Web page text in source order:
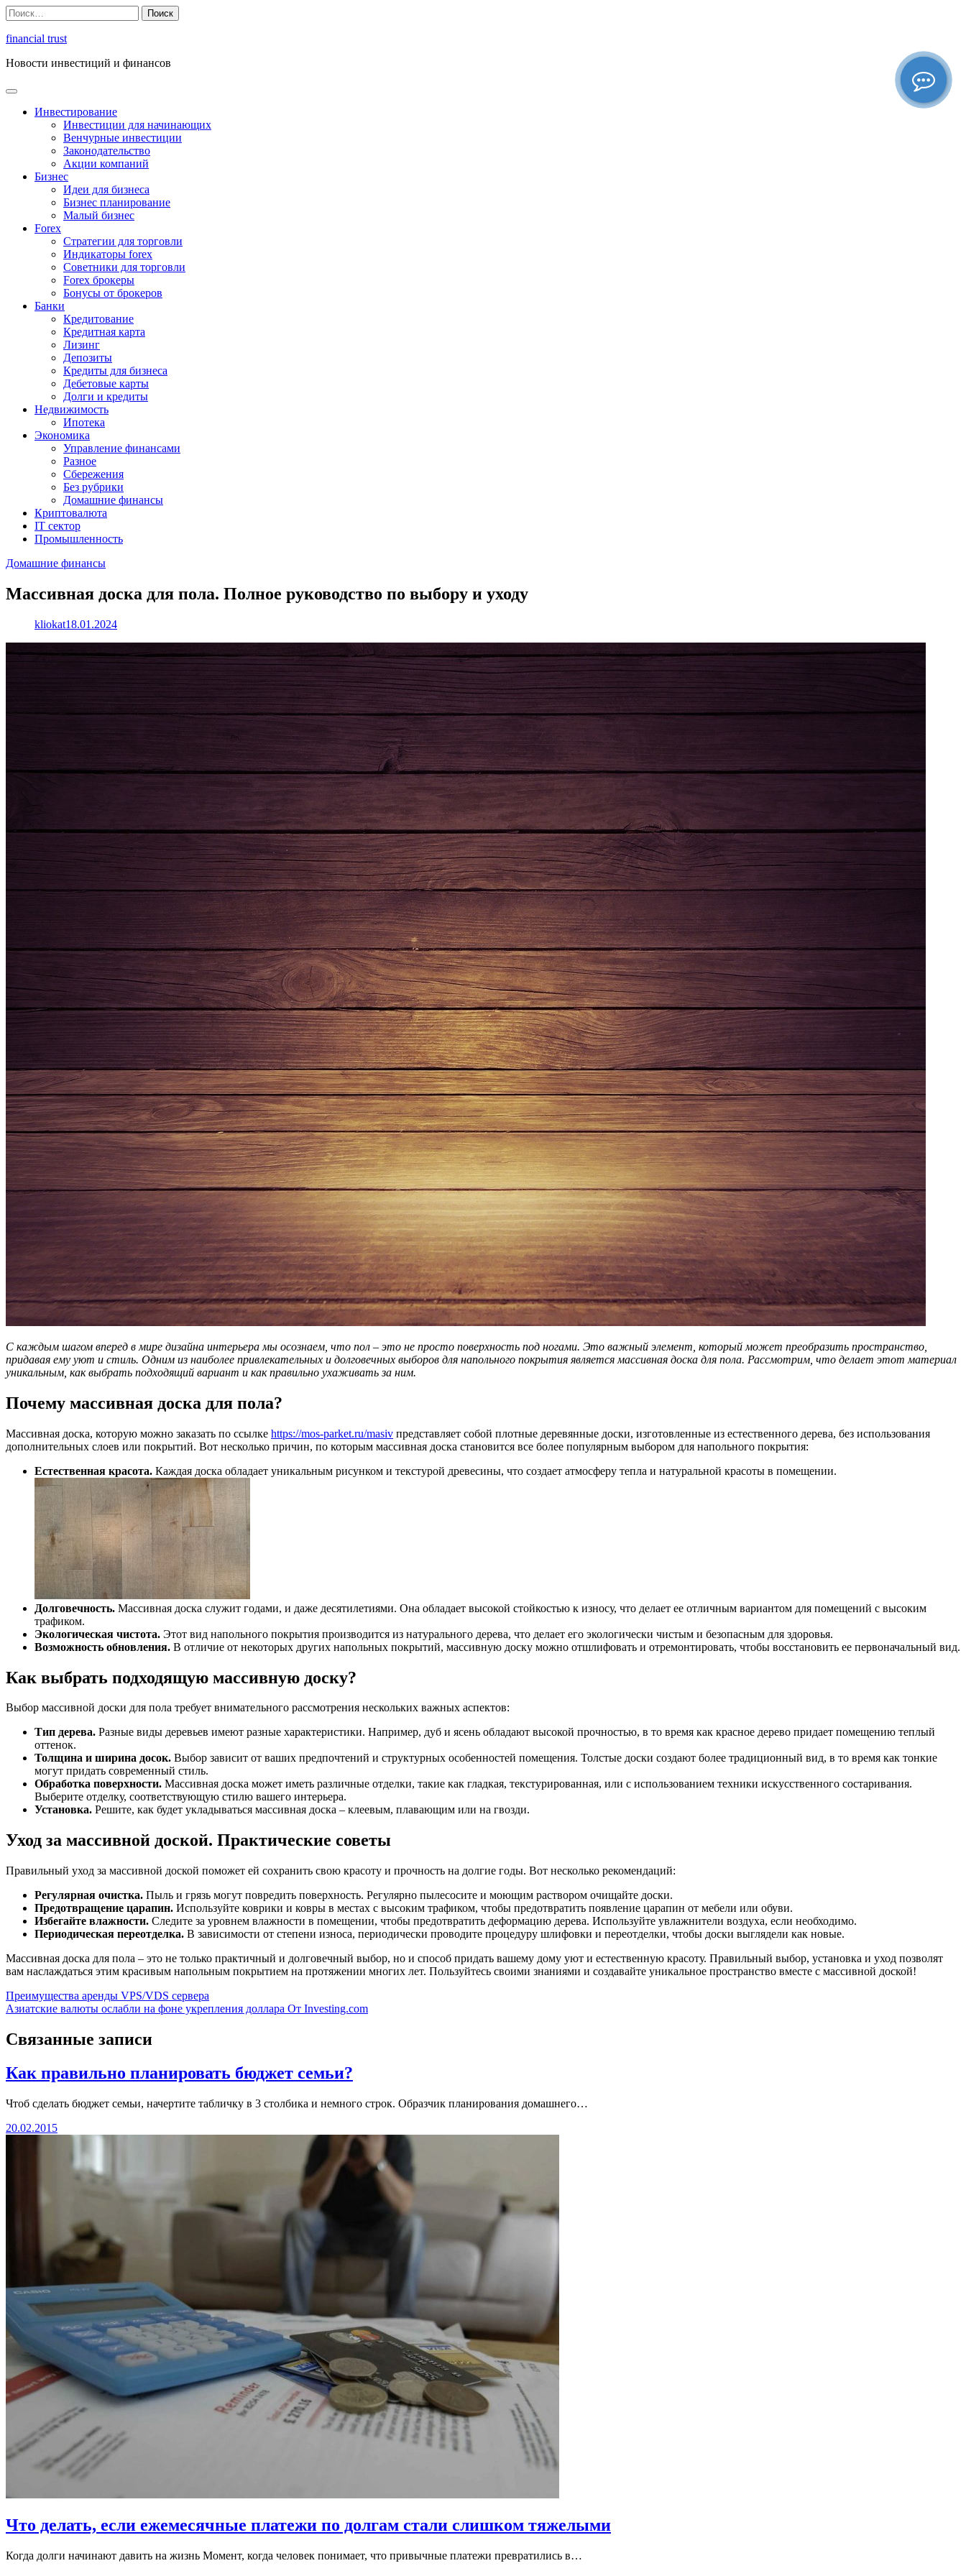
Перейти
к
содержимому
Найти:
financial trust
Новости инвестиций и финансов
Инвестирование
Инвестиции для начинающих
Венчурные инвестиции
Законодательство
Акции компаний
Бизнес
Идеи для бизнеса
Бизнес планирование
Малый бизнес
Forex
Стратегии для торговли
Индикаторы forex
Советники для торговли
Forex брокеры
Бонусы от брокеров
Банки
Кредитование
Кредитная карта
Лизинг
Депозиты
Кредиты для бизнеса
Дебетовые карты
Долги и кредиты
Недвижимость
Ипотека
Экономика
Управление финансами
Разное
Сбережения
Без рубрики
Домашние финансы
Криптовалюта
IT сектор
Промышленность
Домашние финансы
Массивная доска для пола. Полное руководство по выбору и уходу
kliokat18.01.2024
С каждым шагом вперед в мире дизайна интерьера мы осознаем, что пол – это не просто поверхность под ногами. Это важный элемент, который может преобразить пространство,
придавая ему уют и стиль. Одним из наиболее привлекательных и долговечных выборов для напольного покрытия является массивная доска для пола. Рассмотрим, что делает этот материал
уникальным, как выбрать подходящий вариант и как правильно ухаживать за ним.
Почему массивная доска для пола?
Массивная доска, которую можно заказать по ссылке https://mos-parket.ru/masiv представляет собой плотные деревянные доски, изготовленные из естественного дерева, без использования
дополнительных слоев или покрытий. Вот несколько причин, по которым массивная доска становится все более популярным выбором для напольного покрытия:
Естественная красота. Каждая доска обладает уникальным рисунком и текстурой древесины, что создает атмосферу тепла и натуральной красоты в помещении.
Долговечность. Массивная доска служит годами, и даже десятилетиями. Она обладает высокой стойкостью к износу, что делает ее отличным вариантом для помещений с высоким
трафиком.
Экологическая чистота. Этот вид напольного покрытия производится из натурального дерева, что делает его экологически чистым и безопасным для здоровья.
Возможность обновления. В отличие от некоторых других напольных покрытий, массивную доску можно отшлифовать и отремонтировать, чтобы восстановить ее первоначальный вид.
Как выбрать подходящую массивную доску?
Выбор массивной доски для пола требует внимательного рассмотрения нескольких важных аспектов:
Тип дерева. Разные виды деревьев имеют разные характеристики. Например, дуб и ясень обладают высокой прочностью, в то время как красное дерево придает помещению теплый
оттенок.
Толщина и ширина досок. Выбор зависит от ваших предпочтений и структурных особенностей помещения. Толстые доски создают более традиционный вид, в то время как тонкие
могут придать современный стиль.
Обработка поверхности. Массивная доска может иметь различные отделки, такие как гладкая, текстурированная, или с использованием техники искусственного состаривания.
Выберите отделку, соответствующую стилю вашего интерьера.
Установка. Решите, как будет укладываться массивная доска – клеевым, плавающим или на гвозди.
Уход за массивной доской. Практические советы
Правильный уход за массивной доской поможет ей сохранить свою красоту и прочность на долгие годы. Вот несколько рекомендаций:
Регулярная очистка. Пыль и грязь могут повредить поверхность. Регулярно пылесосите и моющим раствором очищайте доски.
Предотвращение царапин. Используйте коврики и ковры в местах с высоким трафиком, чтобы предотвратить появление царапин от мебели или обуви.
Избегайте влажности. Следите за уровнем влажности в помещении, чтобы предотвратить деформацию дерева. Используйте увлажнители воздуха, если необходимо.
Периодическая переотделка. В зависимости от степени износа, периодически проводите процедуру шлифовки и переотделки, чтобы доски выглядели как новые.
Массивная доска для пола – это не только практичный и долговечный выбор, но и способ придать вашему дому уют и естественную красоту. Правильный выбор, установка и уход позволят
вам наслаждаться этим красивым напольным покрытием на протяжении многих лет. Пользуйтесь своими знаниями и создавайте уникальное пространство вместе с массивной доской!
Навигация
по
записям
Преимущества аренды VPS/VDS сервера
Азиатские валюты ослабли на фоне укрепления доллара От Investing.com
Связанные записи
Как правильно планировать бюджет семьи?
Чтоб сделать бюджет семьи, начертите табличку в 3 столбика и немного строк. Образчик планирования домашнего…
20.02.2015
Что делать, если ежемесячные платежи по долгам стали слишком тяжелыми
Когда долги начинают давить на жизнь Момент, когда человек понимает, что привычные платежи превратились в…